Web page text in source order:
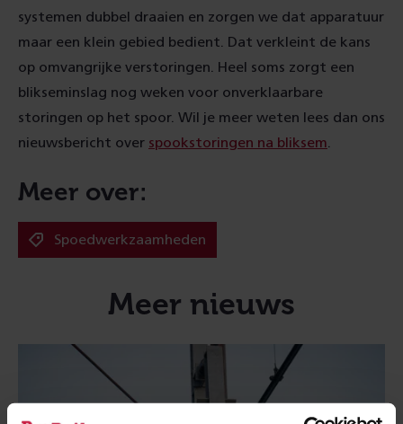
systemen dubbel draaien en zorgen we dat apparatuur
maar een klein gebied bedient. Dat verkleint de kans
op omvangrijke verstoringen. Heel soms zorgt een
blikseminslag nog weken voor onverklaarbare
storingen op het spoor. Wil je meer weten lees dan ons
nieuwsbericht over spookstoringen na bliksem
Meer over:
Spoedwerkzaamheden
Meer nieuws